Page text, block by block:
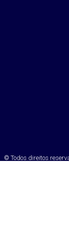
© Todos direitos